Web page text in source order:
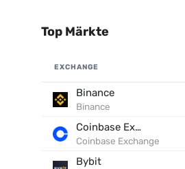
Top Märkte
EXCHANGE
Binance
Binance
Coinbase Exchange
Coinbase Exchange
Bybit